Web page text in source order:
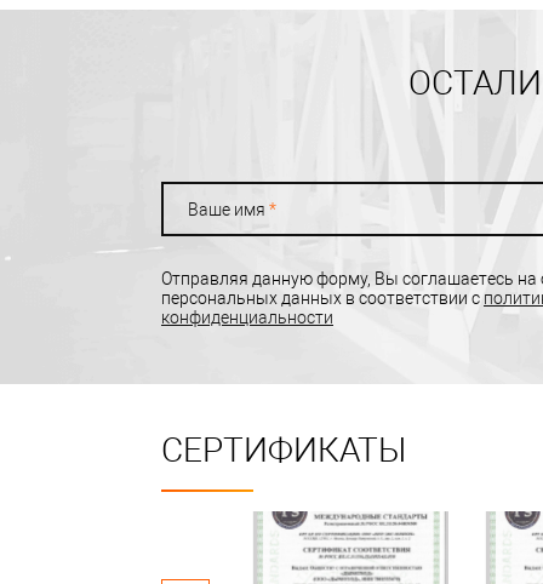
Ваше имя *
Отправляя данную форму, Вы соглашаетесь на
персональных данных в соответствии с
конфиденциальности
СЕРТИФИКАТЫ